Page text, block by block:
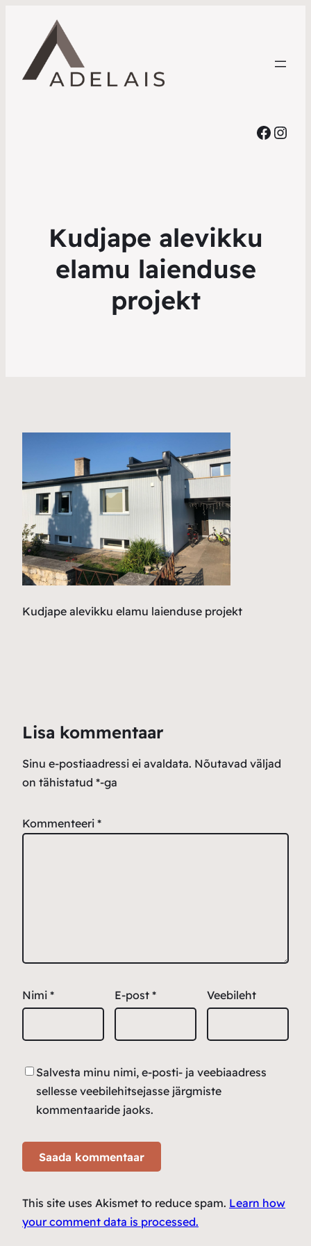
Kudjape alevikku
elamu laienduse
projekt
Kudjape alevikku elamu laienduse projekt
Lisa kommentaar
Sinu e-postiaadressi ei avaldata. Nõutavad väljad
on tähistatud *-ga
Kommenteeri *
Nimi * E-post * Veebileht
Salvesta minu nimi, e-posti- ja veebiaadress
sellesse veebilehitsejasse järgmiste
kommentaaride jaoks.
This site uses Akismet to reduce spam. Learn how
your comment data is processed.